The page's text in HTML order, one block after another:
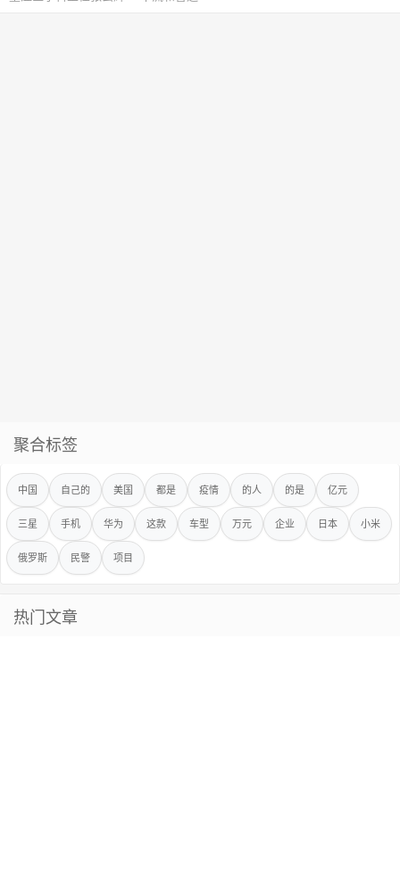
聚合标签
中国 自己的 美国 都是 疫情 的人 的是 亿元
三星 手机 华为 这款 车型 万元 企业 日本 小米
俄罗斯 民警 项目
热门文章